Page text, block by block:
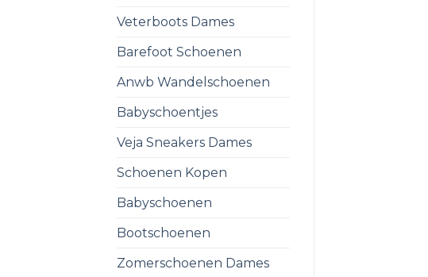
Veterboots Dames
Barefoot Schoenen
Anwb Wandelschoenen
Babyschoentjes
Veja Sneakers Dames
Schoenen Kopen
Babyschoenen
Bootschoenen
Zomerschoenen Dames